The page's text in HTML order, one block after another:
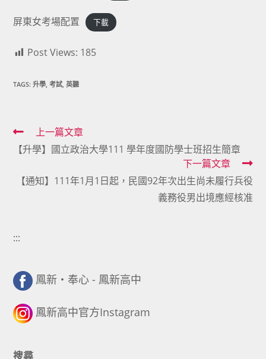
屏東女考場配置 下載
Post Views: 185
TAGS:升學, 考試, 英聽
Read
more
articles
上一篇文章
【升學】國立政治大學111 學年度國防學士班招生簡章
下一篇文章
【通知】111年1月1日起，民國92年次出生尚未履行兵役
義務役男出境應經核准
:::
鳳新・奉心 - 鳳新高中
鳳新高中官方Instagram
搜尋